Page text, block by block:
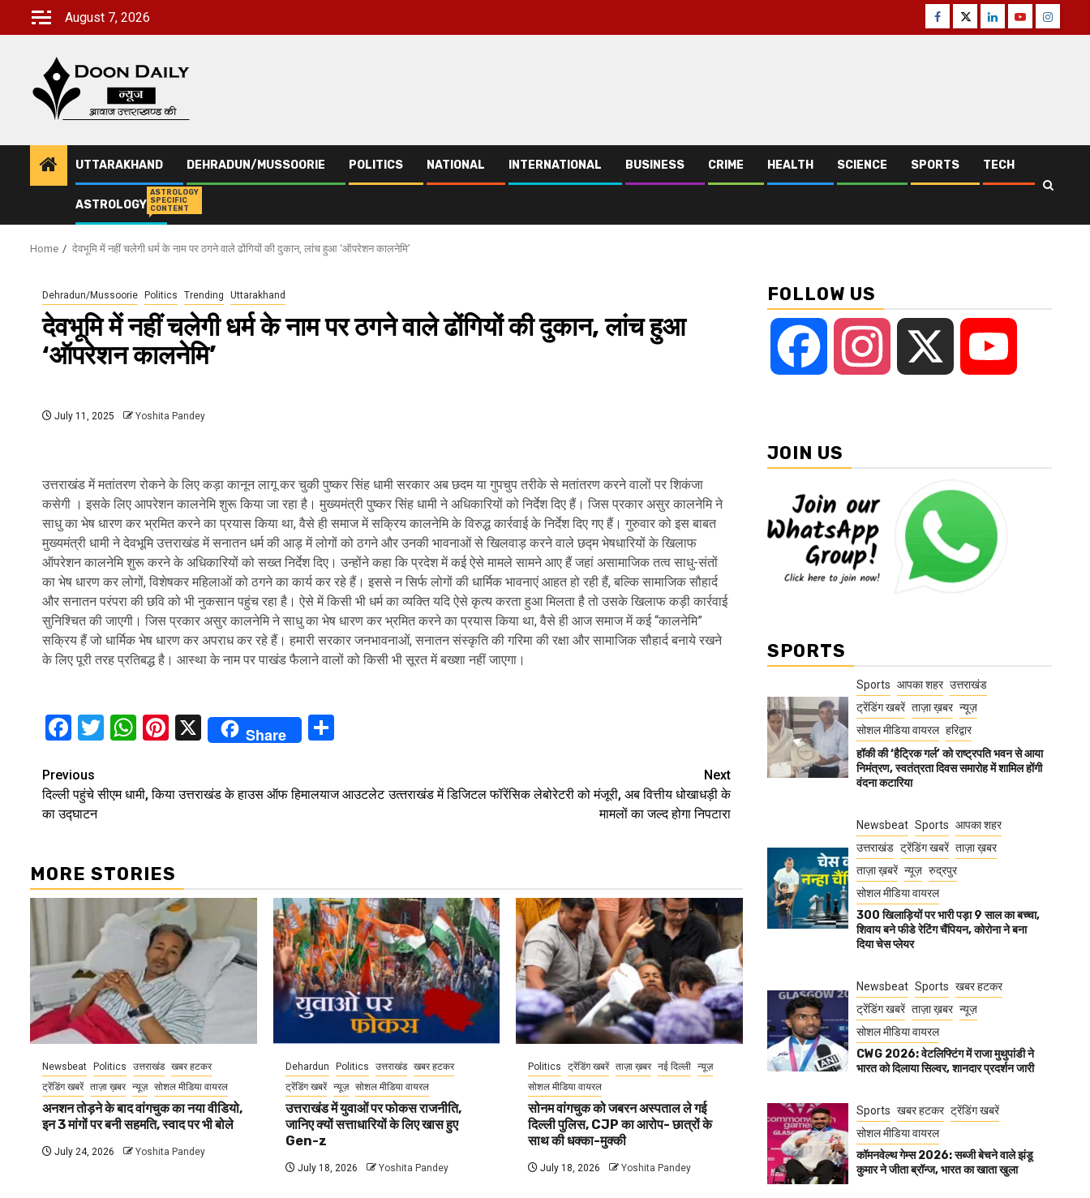
August 7, 2026 Facebook
TwitterLinkedinYoutube
UTTARAKHAND DEHRADUN/MUSSOORIE POLITICS NATIONAL INTERNATIONAL BUSINESS CRIME HEALTH SCIENCE SPORTS TECH
ASTROLOGY
ASTROLOGY
SPECIFIC
CONTENT
Home देवभूमि में नहीं चलेगी धर्म के नाम पर ठगने वाले ढोंगियों की दुकान, लांच हुआ ‘ऑपरेशन कालनेमि’
Dehradun/Mussoorie Politics Trending Uttarakhand
देवभूमि में नहीं चलेगी धर्म के नाम पर ठगने वाले ढोंगियों की दुकान, लांच हुआ
‘ऑपरेशन कालनेमि’
July 11, 2025 Yoshita Pandey
उत्तराखंड में मतांतरण रोकने के लिए कड़ा कानून लागू कर चुकी पुष्कर सिंह धामी सरकार अब छदम या गुपचुप तरीके से मतांतरण करने वालों पर शिकंजा
कसेगी । इसके लिए आपरेशन कालनेमि शुरू किया जा रहा है। मुख्यमंत्री पुष्कर सिंह धामी ने अधिकारियों को निर्देश दिए हैं। जिस प्रकार असुर कालनेमि ने
साधु का भेष धारण कर भ्रमित करने का प्रयास किया था, वैसे ही समाज में सक्रिय कालनेमि के विरुद्ध कार्रवाई के निर्देश दिए गए हैं। गुरुवार को इस बाबत
मुख्‍यमंत्री धामी ने देवभूमि उत्तराखंड में सनातन धर्म की आड़ में लोगों को ठगने और उनकी भावनाओं से खिलवाड़ करने वाले छद्म भेषधारियों के खिलाफ
ऑपरेशन कालनेमि शुरू करने के अधिकारियों को सख्त निर्देश दिए। उन्‍होंने कहा कि प्रदेश में कई ऐसे मामले सामने आए हैं जहां असामाजिक तत्व साधु-संतों
का भेष धारण कर लोगों, विशेषकर महिलाओं को ठगने का कार्य कर रहे हैं। इससे न सिर्फ लोगों की धार्मिक भावनाएं आहत हो रही हैं, बल्कि सामाजिक सौहार्द
और सनातन परंपरा की छवि को भी नुकसान पहुंच रहा है। ऐसे में किसी भी धर्म का व्यक्ति यदि ऐसे कृत्य करता हुआ मिलता है तो उसके खिलाफ कड़ी कार्रवाई
सुनिश्चित की जाएगी। जिस प्रकार असुर कालनेमि ने साधु का भेष धारण कर भ्रमित करने का प्रयास किया था, वैसे ही आज समाज में कई “कालनेमि”
सक्रिय हैं जो धार्मिक भेष धारण कर अपराध कर रहे हैं। हमारी सरकार जनभावनाओं, सनातन संस्कृति की गरिमा की रक्षा और सामाजिक सौहार्द बनाये रखने
के लिए पूरी तरह प्रतिबद्ध है। आस्था के नाम पर पाखंड फैलाने वालों को किसी भी सूरत में बख्शा नहीं जाएगा।
Facebook
Twitter
WhatsApp
Pinterest
X Share
Continue
Reading
Previous
दिल्ली पहुंचे सीएम धामी, किया उत्तराखंड के हाउस ऑफ हिमालयाज आउटलेट
का उद्घाटन
Next
उत्‍तराखंड में डिजिटल फॉरेंसिक लेबोरेटरी को मंजूरी, अब वित्तीय धोखाधड़ी के
मामलों का जल्‍द होगा निपटारा
MORE STORIES
Newsbeat Politics उत्तराखंड खबर हटकर
ट्रेंडिंग खबरें ताज़ा ख़बर न्यूज़ सोशल मीडिया वायरल
अनशन तोड़ने के बाद वांगचुक का नया वीडियो,
इन 3 मांगों पर बनी सहमति, स्वाद पर भी बोले
July 24, 2026 Yoshita Pandey
Dehardun Politics उत्तराखंड खबर हटकर
ट्रेंडिंग खबरें न्यूज़ सोशल मीडिया वायरल
उत्तराखंड में युवाओं पर फोकस राजनीति,
जानिए क्यों सत्ताधारियों के लिए खास हुए
Gen-z
July 18, 2026 Yoshita Pandey
Politics ट्रेंडिंग खबरें ताज़ा ख़बर नई दिल्ली न्यूज़
सोशल मीडिया वायरल
सोनम वांगचुक को जबरन अस्पताल ले गई
दिल्ली पुलिस, CJP का आरोप- छात्रों के
साथ की धक्का-मुक्की
July 18, 2026 Yoshita Pandey
FOLLOW US
Facebook Instagram
JOIN US
SPORTS
Sports आपका शहर उत्तराखंड
ट्रेंडिंग खबरें ताज़ा ख़बर न्यूज़
सोशल मीडिया वायरल हरिद्वार
हॉकी की ‘हैट्रिक गर्ल’ को राष्ट्रपति भवन से आया
निमंत्रण, स्वतंत्रता दिवस समारोह में शामिल होंगी
वंदना कटारिया
Newsbeat Sports आपका शहर
उत्तराखंड ट्रेंडिंग खबरें ताज़ा ख़बर
ताज़ा ख़बरें न्यूज़ रुद्रपुर
सोशल मीडिया वायरल
300 खिलाड़ियों पर भारी पड़ा 9 साल का बच्चा,
शिवाय बने फीडे रेटिंग चैंपियन, कोरोना ने बना
दिया चेस प्लेयर
Newsbeat Sports खबर हटकर
ट्रेंडिंग खबरें ताज़ा ख़बर न्यूज़
सोशल मीडिया वायरल
CWG 2026: वेटलिफ्टिंग में राजा मुथुपांडी ने
भारत को दिलाया सिल्वर, शानदार प्रदर्शन जारी
Sports खबर हटकर ट्रेंडिंग खबरें
सोशल मीडिया वायरल
कॉमनवेल्थ गेम्स 2026: सब्जी बेचने वाले झंडू
कुमार ने जीता ब्रॉन्ज, भारत का खाता खुला